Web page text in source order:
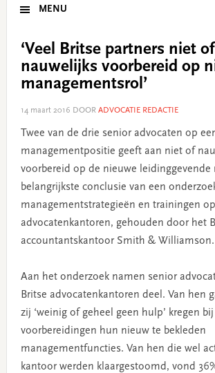
MENU
‘Veel Britse partners niet of
nauwelijks voorbereid op
managementsrol’
14 maart 2016 DOOR ADVOCATIE REDACTIE
Twee van de drie senior advocaten op
managementpositie geeft aan niet of
voorbereid op de nieuwe leidinggevende
belangrijkste conclusie van een
managementstrategieën en trainingen op
advocatenkantoren, gehouden door het
accountantskantoor Smith & Williamson.
Aan het onderzoek namen senior
Britse advocatenkantoren deel. Van hen
zij ‘weinig of geheel geen hulp’ kregen
voorbereidingen hun nieuw te bekleden
managementfuncties. Van hen die wel
kantoor werden klaargestoomd, vond